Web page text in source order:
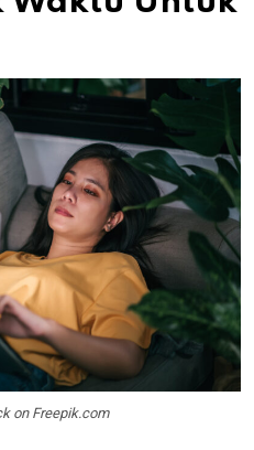
on Freepik.com